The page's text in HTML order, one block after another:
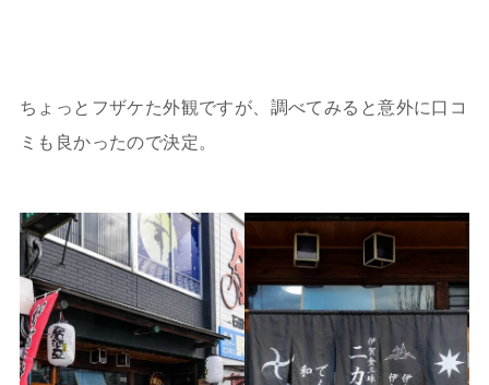
ちょっとフザケた外観ですが、調べてみると意外に口コ
ミも良かったので決定。